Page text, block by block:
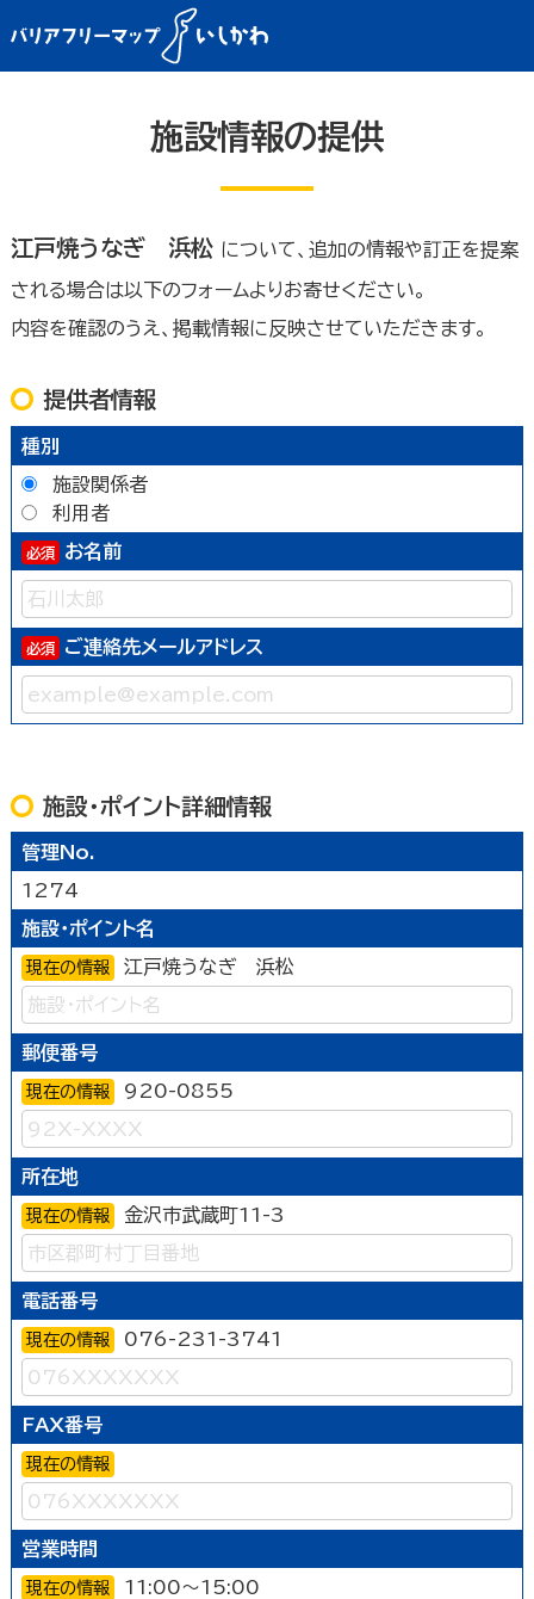
施設情報の提供
江戸焼うなぎ 浜松 について、追加の情報や訂正を提案
される場合は以下のフォームよりお寄せください。
内容を確認のうえ、掲載情報に反映させていただきます。
提供者情報
種別
施設関係者
利用者
お名前
ご連絡先メールアドレス
施設・ポイント詳細情報
管理No.
1274
施設・ポイント名
現在の情報 江戸焼うなぎ 浜松
郵便番号
現在の情報 920-0855
所在地
現在の情報 金沢市武蔵町11-3
電話番号
現在の情報 076-231-3741
FAX番号
現在の情報
営業時間
現在の情報 11:00～15:00